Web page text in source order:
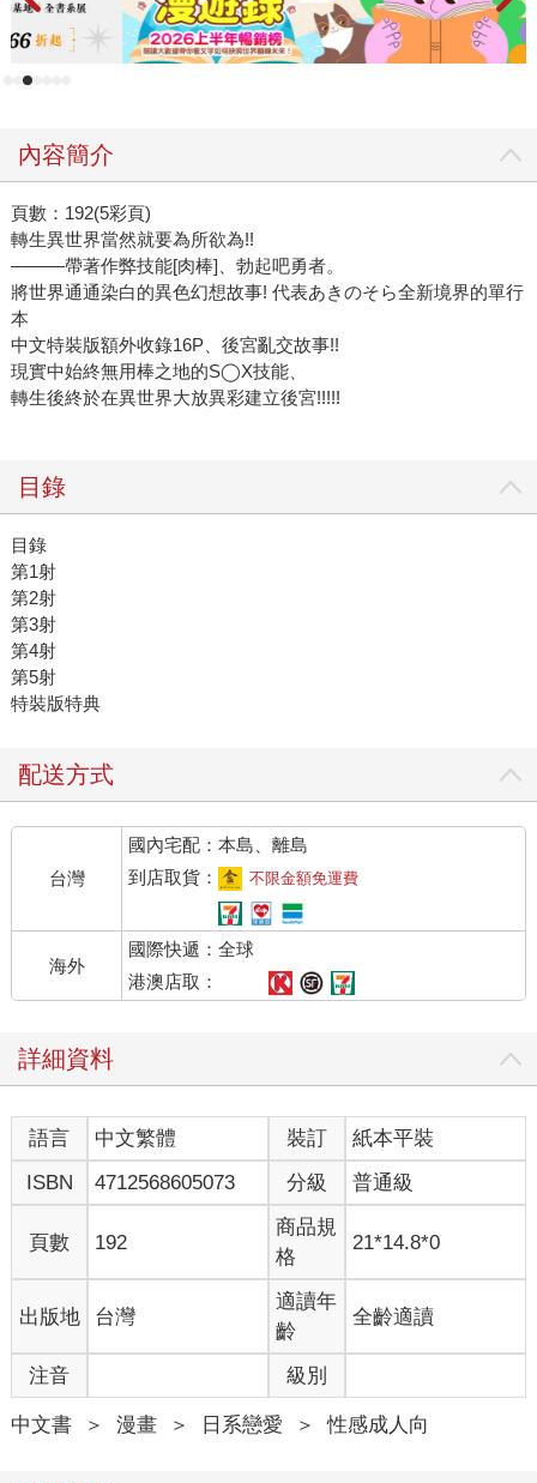
內容簡介
頁數：192(5彩頁)
轉生異世界當然就要為所欲為!!
———帶著作弊技能[肉棒]、勃起吧勇者。
將世界通通染白的異色幻想故事! 代表あきのそら全新境界的單行
本
中文特裝版額外收錄16P、後宮亂交故事!!
現實中始終無用棒之地的S◯X技能、
轉生後終於在異世界大放異彩建立後宮!!!!!
目錄
目錄
第1射
第2射
第3射
第4射
第5射
特裝版特典
配送方式
台灣
國內宅配：本島、離島
到店取貨：
不限金額免運費
海外
國際快遞：全球
港澳店取：
詳細資料
語言 中文繁體 裝訂
紙本平裝
ISBN
4712568605073 分級 普通級
頁數 192
商品規
格
21*14.8*0
出版地 台灣
適讀年
齡
全齡適讀
注音 級別
中文書 ＞ 漫畫 ＞ 日系戀愛 ＞ 性感成人向